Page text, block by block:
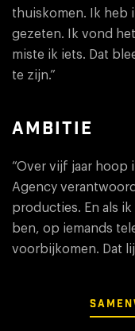
thuiskomen. Ik heb
gezeten. Ik vond
miste ik iets. Dat
te zijn.”
AMBITIE
“Over vijf jaar hoop
Agency
producties. En als
ben, op iemands
voorbijkomen. Dat